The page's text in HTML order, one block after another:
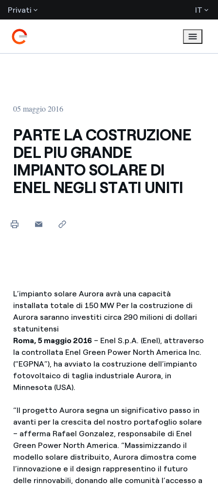
Privati IT
05 maggio 2016
PARTE LA COSTRUZIONE
DEL PIU GRANDE
IMPIANTO SOLARE DI
ENEL NEGLI STATI UNITI
L’impianto solare Aurora avrà una capacità
installata totale di 150 MW Per la costruzione di
Aurora saranno investiti circa 290 milioni di dollari
statunitensi
Roma, 5 maggio 2016 – Enel S.p.A. (Enel), attraverso
la controllata Enel Green Power North America Inc.
(“EGPNA”), ha avviato la costruzione dell’impianto
fotovoltaico di taglia industriale Aurora, in
Minnesota (USA).
“Il progetto Aurora segna un significativo passo in
avanti per la crescita del nostro portafoglio solare
– afferma Rafael Gonzalez, responsabile di Enel
Green Power North America. “Massimizzando il
modello solare distribuito, Aurora dimostra come
l’innovazione e il design rappresentino il futuro
delle rinnovabili, donando alle comunità l’accesso a